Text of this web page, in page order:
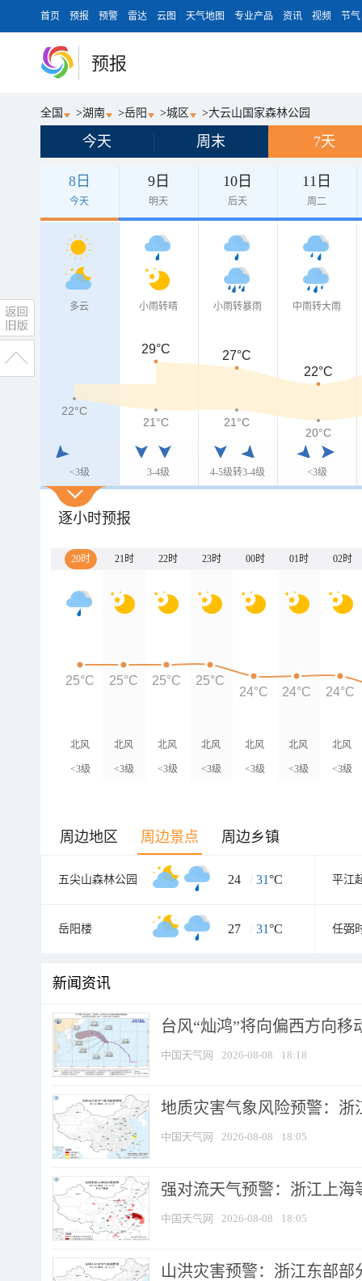
首页 预报 预警 雷达 云图 天气地图 专业产品 资讯 视频 节气
预报
全国 >湖南 >岳阳 >城区 >大云山国家森林公园
今天 周末 7天
8日
今天
9日
明天
10日
后天
11日
周二
多云
<3级
小雨转晴
3-4级
小雨转暴雨
4-5级转3-4级
中雨转大雨
<3级
29°C
27°C
22°C
22°C
21°C
21°C
20°C
逐小时预报
20时 21时 22时 23时 00时 01时 02时
北风
<3级
北风
<3级
北风
<3级
北风
<3级
北风
<3级
北风
<3级
北风
<3级
25°C 25°C 25°C
25°C
24°C
24°C 24°C
周边地区 周边景点 周边乡镇
五尖山森林公园 24 / 31°C 平江
岳阳楼 27 / 31°C 任弼
新闻资讯
台风“灿鸿”将向偏西方向移
中国天气网 2026-08-08 18:18
地质灾害气象风险预警：
中国天气网 2026-08-08 18:05
强对流天气预警：浙江上海
中国天气网 2026-08-08 18:05
山洪灾害预警：浙江东部